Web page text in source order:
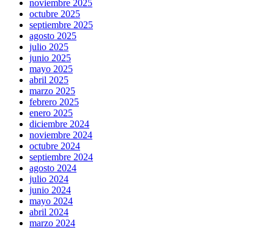
noviembre 2025
octubre 2025
septiembre 2025
agosto 2025
julio 2025
junio 2025
mayo 2025
abril 2025
marzo 2025
febrero 2025
enero 2025
diciembre 2024
noviembre 2024
octubre 2024
septiembre 2024
agosto 2024
julio 2024
junio 2024
mayo 2024
abril 2024
marzo 2024